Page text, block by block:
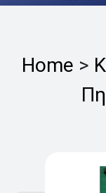
Home >